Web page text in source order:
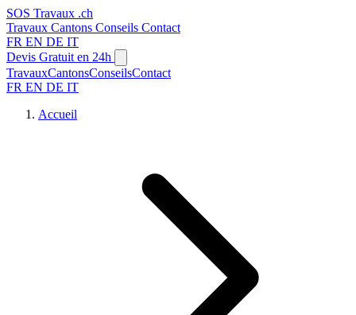
SOS Travaux .ch
Travaux Cantons Conseils Contact
FR EN DE IT
Devis Gratuit en 24h
TravauxCantonsConseilsContact
FR EN DE IT
Accueil